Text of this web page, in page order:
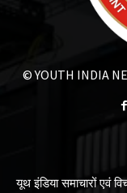
© YOUTH INDIA
यूथ इंडिया समाचारों एवं